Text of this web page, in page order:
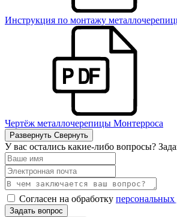
Инструкция по монтажу
Чертёж металлочерепицы Монтерроса
Развернуть Свернуть
У вас остались какие-либо вопросы?
Согласен на обработку
Задать вопрос